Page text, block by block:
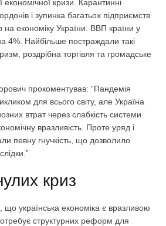
економічної кризи. Карантинні
і зупинка багатьох підприємств
економіку України. ВВП країни у
4%. Найбільше постраждали такі
роздрібна торгівля та громадське
прокоментував: “Пандемія
для всього світу, але Україна
втрат через слабкість системи
вразливість. Проте уряд і
певну гнучкість, що дозволило
криз
що українська економіка є вразливою
структурних реформ для